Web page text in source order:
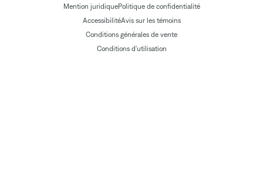
Mention juridiquePolitique de confidentialité
AccessibilitéAvis sur les témoins
Conditions générales de vente
Conditions d'utilisation